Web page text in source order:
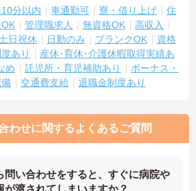
分以内 車通勤可 寮・借り上げ
住
管理職求人 無資格OK
高収入
土日祝休 日勤のみ ブランクOK
資格
あり
産休･育休･介護休暇取得実績あ
め 託児所・育児補助あり
ボーナス・
交通費支給 退職金制度あり
わせに関するよくあるご質問
問い合わせをすると、すぐに病院や
が渡されてしまいますか？